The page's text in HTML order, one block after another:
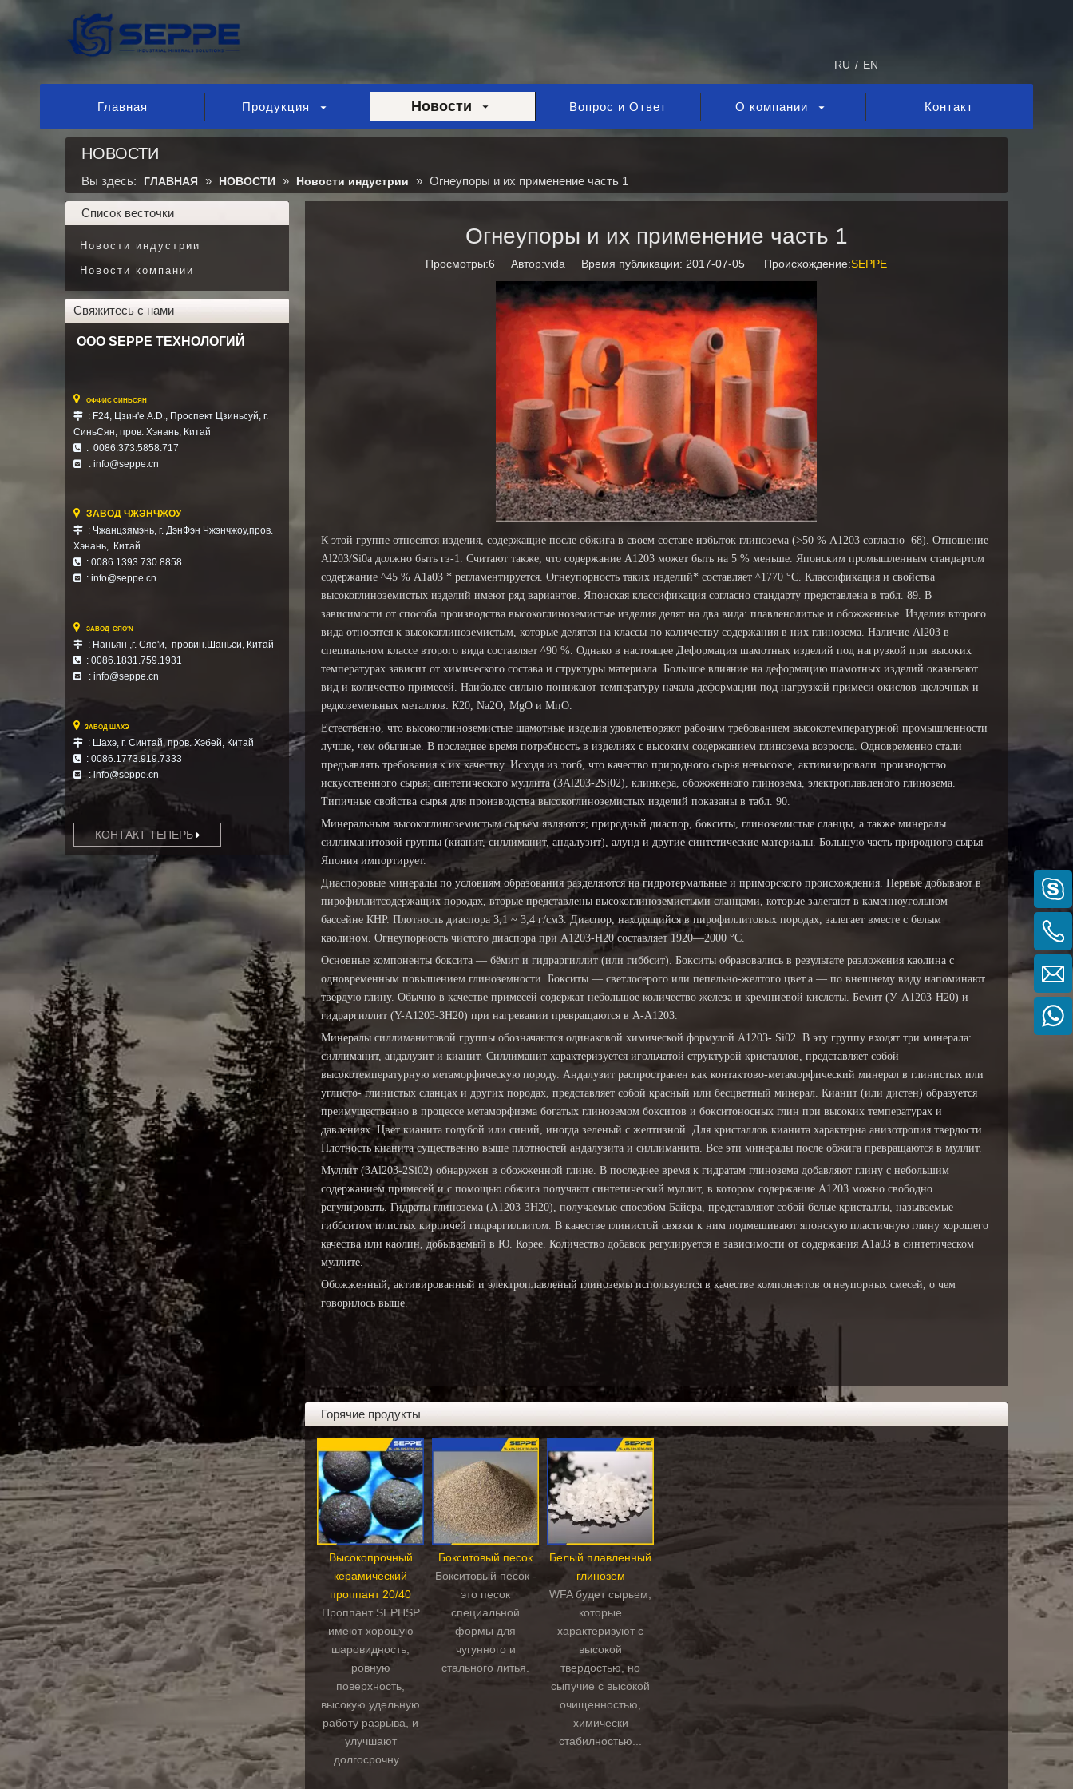
RU / EN
Главная Продукция Новости Вопрос и Ответ О компании Контакт
НОВОСТИ
Вы здесь: ГЛАВНАЯ » НОВОСТИ » Новости индустрии » Огнеупоры и их применение часть 1
Список весточки
Новости индустрии
Новости компании
Свяжитесь с нами
ООО SEPPE ТЕХНОЛОГИЙ
 ОФФИС СИНЬСЯН
 : F24, Цзин'е A.D., Проспект Цзиньсуй, г.
СиньСян, пров. Хэнань, Китай
 : 0086.373.5858.717
 : info@seppe.cn
 ЗАВОД ЧЖЭНЧЖОУ
 : Чжанцзямэнь, г. ДэнФэн Чжэнчжоу,пров.
Хэнань, Китай
 : 0086.1393.730.8858
 : info@seppe.cn
 ЗАВОД СЯО'N
 : Наньян ,г. Сяо'и, провин.Шаньси, Китай
 : 0086.1831.759.1931
 : info@seppe.cn
 ЗАВОД ШАХЭ
 : Шахэ, г. Синтай, пров. Хэбей, Китай
 : 0086.1773.919.7333
 : info@seppe.cn
КОНТАКТ ТЕПЕРЬ
Огнеупоры и их применение часть 1
Просмотры:6 Автор:vida Время публикации: 2017-07-05 Происхождение:SEPPE
К этой группе относятся изделия, содержащие после обжига в своем составе избыток глинозема (>50 % А1203 согласно 68). Отношение
Al203/Si0a должно быть гз-1. Считают также, что содержание А1203 может быть на 5 % меньше. Японским промышленным стандартом
содержание ^45 % А1а03 * регламентируется. Огнеупорность таких изделий* составляет ^1770 °С. Классификация и свойства
высокоглиноземистых изделий имеют ряд вариантов. Японская классификация согласно стандарту представлена в табл. 89. В
зависимости от способа производства высокоглиноземистые изделия делят на два вида: плавленолитые и обожженные. Изделия второго
вида относятся к высокоглиноземистым, которые делятся на классы по количеству содержания в них глинозема. Наличие Аl203 в
специальном классе второго вида составляет ^90 %. Однако в настоящее Деформация шамотных изделий под нагрузкой при высоких
температурах зависит от химического состава и структуры материала. Большое влияние на деформацию шамотных изделий оказывают
вид и количество примесей. Наиболее сильно понижают температуру начала деформации под нагрузкой примеси окислов щелочных и
редкоземельных металлов: К20, Na2O, MgO и МпО.
Естественно, что высокоглиноземистые шамотные изделия удовлетворяют рабочим требованием высокотемпературной промышленности
лучше, чем обычные. В последнее время потребность в изделиях с высоким содержанием глинозема возросла. Одновременно стали
предъявлять требования к их качеству. Исходя из тогб, что качество природного сырья невысокое, активизировали производство
искусственного сырья: синтетического муллита (3Al203-2Si02), клинкера, обожженного глинозема, электроплавленого глинозема.
Типичные свойства сырья для производства высокоглиноземистых изделий показаны в табл. 90.
Минеральным высокоглиноземистым сырьем являются; природный диаспор, бокситы, глиноземистые сланцы, а также минералы
силлиманитовой группы (кианит, силлиманит, андалузит), алунд и другие синтетические материалы. Большую часть природного сырья
Япония импортирует.
Диаспоровые минералы по условиям образования разделяются на гидротермальные и приморского происхождения. Первые добывают в
пирофиллитсодержащих породах, вторые представлены высокоглиноземистыми сланцами, которые залегают в каменноугольном
бассейне КНР. Плотность диаспора 3,1 ~ 3,4 г/см3. Диаспор, находящийся в пирофиллитовых породах, залегает вместе с белым
каолином. Огнеупорность чистого диаспора при А1203-Н20 составляет 1920—2000 °С.
Основные компоненты боксита — бёмит и гидраргиллит (или гиббсит). Бокситы образовались в результате разложения каолина с
одновременным повышением глиноземности. Бокситы — светлосерого или пепельно-желтого цвет.а — по внешнему виду напоминают
твердую глину. Обычно в качестве примесей содержат небольшое количество железа и кремниевой кислоты. Бемит (У-А1203-Н20) и
гидраргиллит (Y-A1203-3H20) при нагревании превращаются в А-А1203.
Минералы силлиманитовой группы обозначаются одинаковой химической формулой А1203- Si02. В эту группу входят три минерала:
силлиманит, андалузит и кианит. Силлиманит характеризуется игольчатой структурой кристаллов, представляет собой
высокотемпературную метаморфическую породу. Андалузит распространен как контактово-метаморфический минерал в глинистых или
углисто- глинистых сланцах и других породах, представляет собой красный или бесцветный минерал. Кианит (или дистен) образуется
преимущественно в процессе метаморфизма богатых глиноземом бокситов и бокситоносных глин при высоких температурах и
давлениях. Цвет кианита голубой или синий, иногда зеленый с желтизной. Для кристаллов кианита характерна анизотропия твердости.
Плотность кианита существенно выше плотностей андалузита и силлиманита. Все эти минералы после обжига превращаются в муллит.
Муллит (3Al203-2Si02) обнаружен в обожженной глине. В последнее время к гидратам глинозема добавляют глину с небольшим
содержанием примесей и с помощью обжига получают синтетический муллит, в котором содержание А1203 можно свободно
регулировать. Гидраты глинозема (А1203-ЗН20), получаемые способом Байера, представляют собой белые кристаллы, называемые
гиббситом илистых кирпичей гидраргиллитом. В качестве глинистой связки к ним подмешивают японскую пластичную глину хорошего
качества или каолин, добываемый в Ю. Корее. Количество добавок регулируется в зависимости от содержания А1а03 в синтетическом
муллите.
Обожженный, активированный и электроплавленый глиноземы используются в качестве компонентов огнеупорных смесей, о чем
говорилось выше.
Горячие продукты
Высокопрочный
керамический
проппант 20/40
Проппант SEPHSP
имеют хорошую
шаровидность,
ровную
поверхность,
высокую удельную
работу разрыва, и
улучшают
долгосрочну...
Бокситовый песок
Бокситовый песок -
это песок
специальной
формы для
чугунного и
стального литья.
Белый плавленный
глинозем
WFA будет сырьем,
которые
характеризуют с
высокой
твердостью, но
сыпучие с высокой
очищенностью,
химически
стабилностью...